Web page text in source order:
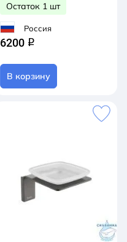
Остаток 1 шт
Россия
6200 q
В корзину